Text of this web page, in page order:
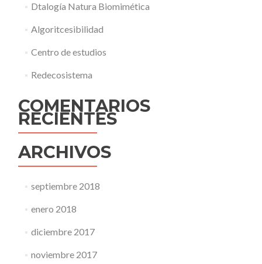
Dtalogía Natura Biomimética
Algoritcesibilidad
Centro de estudios
Redecosistema
COMENTARIOS
RECIENTES
ARCHIVOS
septiembre 2018
enero 2018
diciembre 2017
noviembre 2017